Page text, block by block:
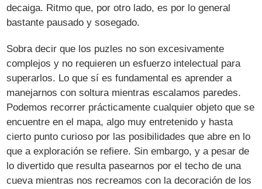
decaiga. Ritmo que, por otro lado, es por lo general
bastante pausado y sosegado.
Sobra decir que los puzles no son excesivamente
complejos y no requieren un esfuerzo intelectual para
superarlos. Lo que sí es fundamental es aprender a
manejarnos con soltura mientras escalamos paredes.
Podemos recorrer prácticamente cualquier objeto que se
encuentre en el mapa, algo muy entretenido y hasta
cierto punto curioso por las posibilidades que abre en lo
que a exploración se refiere. Sin embargo, y a pesar de
lo divertido que resulta pasearnos por el techo de una
cueva mientras nos recreamos con la decoración de los